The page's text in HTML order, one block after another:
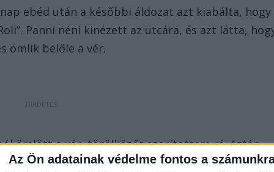
Az Ön adatainak védelme fontos a
ebéd után a későbbi áldozat azt kiabálta, hogy
Panni néni kinézett az utcára, és azt látta,
ömlik belőle a vér.
ömlött a vér, törölközőt szorítottam rá. Aztán
halt meg Árpi. Közben a gyilkosa azt